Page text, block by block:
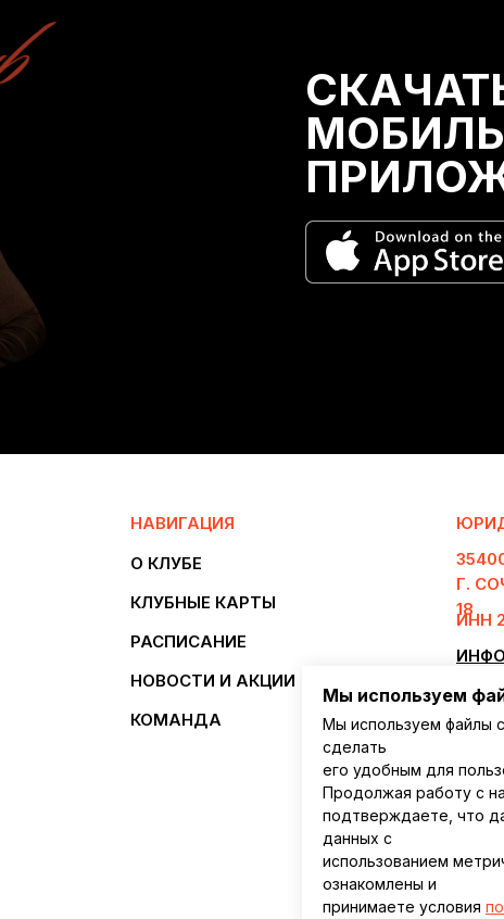
НАВИГАЦИЯ
О КЛУБЕ
КЛУБНЫЕ КАРТЫ
РАСПИСАНИЕ
НОВОСТИ И АКЦИИ
КОМАНДА
Г.
18
ИНН
Мы используем
Мы используем файлы
сделать
его удобным для
Продолжая работу с
подтверждаете, что
данных с
использованием
ознакомлены и
принимаете условия